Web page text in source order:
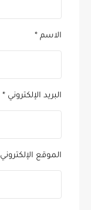
الاسم *
البريد الإلكتروني *
الموقع الإلكتروني